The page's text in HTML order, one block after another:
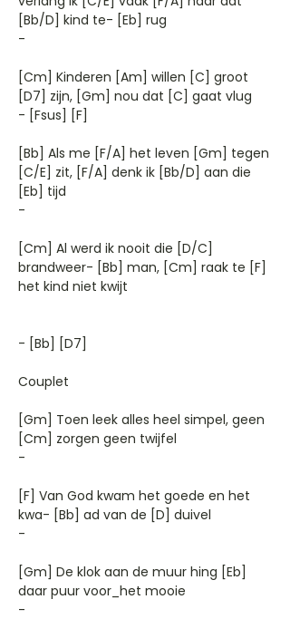
[Bb/D] kind te- [Eb] rug
-
[Cm] Kinderen [Am] willen [C] groot
[D7] zijn, [Gm] nou dat [C] gaat vlug
- [Fsus] [F]
[Bb] Als me [F/A] het leven [Gm] tegen
[C/E] zit, [F/A] denk ik [Bb/D] aan die
[Eb] tijd
-
[Cm] Al werd ik nooit die [D/C]
brandweer- [Bb] man, [Cm] raak te [F]
het kind niet kwijt
- [Bb] [D7]
Couplet
[Gm] Toen leek alles heel simpel, geen
[Cm] zorgen geen twijfel
-
[F] Van God kwam het goede en het
kwa- [Bb] ad van de [D] duivel
-
[Gm] De klok aan de muur hing [Eb]
daar puur voor_het mooie
-